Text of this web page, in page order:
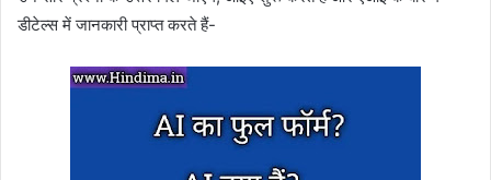
डीटेल्स में जानकारी प्राप्त करते हैं-